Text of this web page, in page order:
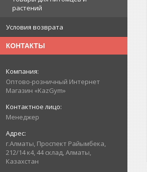
растений
Условия возврата
КОНТАКТЫ
Оптово-розничный Интернет
Магазин «KazGym»
Менеджер
г.Алматы, Проспект Райымбека,
212/14 к4, 44 склад, Алматы,
Казахстан